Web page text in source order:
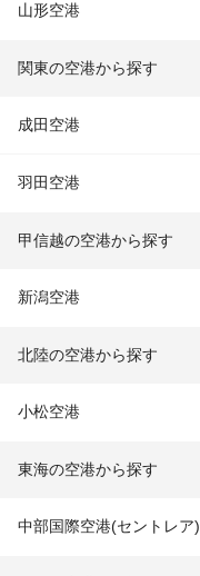
山形空港
関東の空港から探す
成田空港
羽田空港
甲信越の空港から探す
新潟空港
北陸の空港から探す
小松空港
東海の空港から探す
中部国際空港(セントレア)